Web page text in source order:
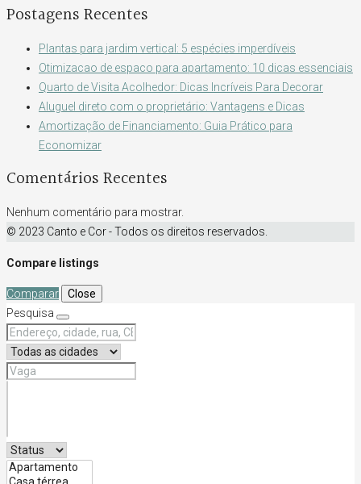
Postagens Recentes
Plantas para jardim vertical: 5 espécies imperdíveis
Otimizacao de espaco para apartamento: 10 dicas essenciais
Quarto de Visita Acolhedor: Dicas Incríveis Para Decorar
Aluguel direto com o proprietário: Vantagens e Dicas
Amortização de Financiamento: Guia Prático para
Economizar
Comentários Recentes
Nenhum comentário para mostrar.
© 2023 Canto e Cor - Todos os direitos reservados.
Compare listings
Comparar
Close
Pesquisa